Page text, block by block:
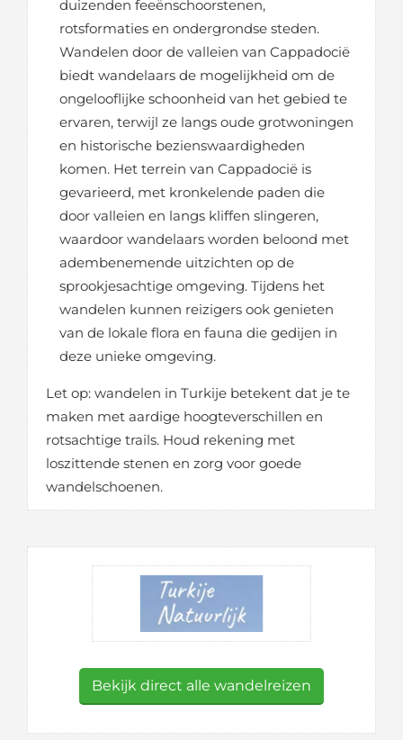
duizenden feeënschoorstenen,
rotsformaties en ondergrondse steden.
Wandelen door de valleien van Cappadocië
biedt wandelaars de mogelijkheid om de
ongelooflijke schoonheid van het gebied te
ervaren, terwijl ze langs oude grotwoningen
en historische bezienswaardigheden
komen. Het terrein van Cappadocië is
gevarieerd, met kronkelende paden die
door valleien en langs kliffen slingeren,
waardoor wandelaars worden beloond met
adembenemende uitzichten op de
sprookjesachtige omgeving. Tijdens het
wandelen kunnen reizigers ook genieten
van de lokale flora en fauna die gedijen in
deze unieke omgeving.
Let op: wandelen in Turkije betekent dat je te
maken met aardige hoogteverschillen en
rotsachtige trails. Houd rekening met
loszittende stenen en zorg voor goede
wandelschoenen.
Bekijk direct alle wandelreizen